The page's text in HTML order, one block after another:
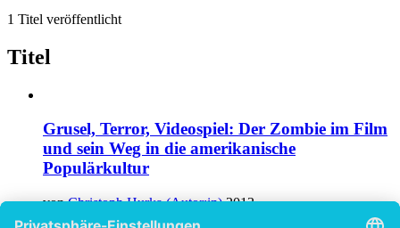
1 Titel veröffentlicht
Titel
Grusel, Terror, Videospiel: Der Zombie im Film
und sein Weg in die amerikanische
Populärkultur
vonChristoph Hurka (Autor:in) 2013
©2011
Bachelorarbeit